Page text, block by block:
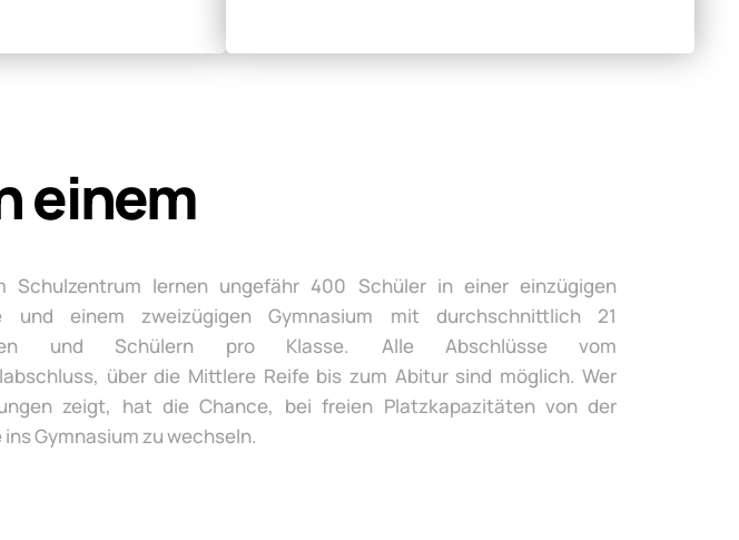
einem
Schulzentrum lernen ungefähr 400 Schüler in einer einzügigen
und einem zweizügigen Gymnasium mit durchschnittlich 21
und Schülern pro Klasse. Alle Abschlüsse vom
über die Mittlere Reife bis zum Abitur sind möglich. Wer
zeigt, hat die Chance, bei freien Platzkapazitäten von der
Gymnasium zu wechseln.